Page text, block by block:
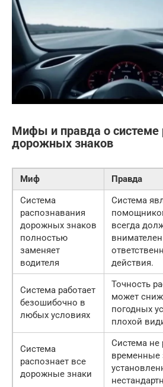
Мифы и правда о системе
дорожных знаков
Миф
Правда
Система
распознавания
дорожных знаков
полностью
заменяет
водителя
Система
всегда
действия.
Система работает
безошибочно в
любых условиях
Точность
может
погодных
плохой
Система
распознает все
дорожные знаки
Система не
временные